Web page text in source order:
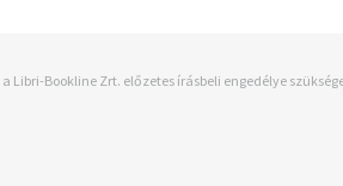
Bookline Zrt. előzetes írásbeli engedélye